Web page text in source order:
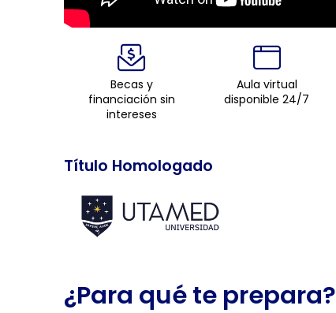
Becas y
financiación sin
intereses
Aula virtual
disponible 24/7
Título Homologado
¿Para qué te prepara?